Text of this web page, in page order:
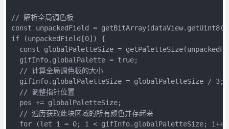
// 解析全局调色板
const unpackedField =
if (unpackedField[0]) {
const globalPaletteSize =
  gifInfo.globalPalette = true;
  // 计算全局调色板的大小
  gifInfo.globalPaletteSize = globalPaletteSize / 3;
  // 调整指针位置
  pos += globalPaletteSize;
  // 遍历获取此块区域的所有颜色并存起来
for (let i = 0; i < gifInfo.globalPaletteSize;